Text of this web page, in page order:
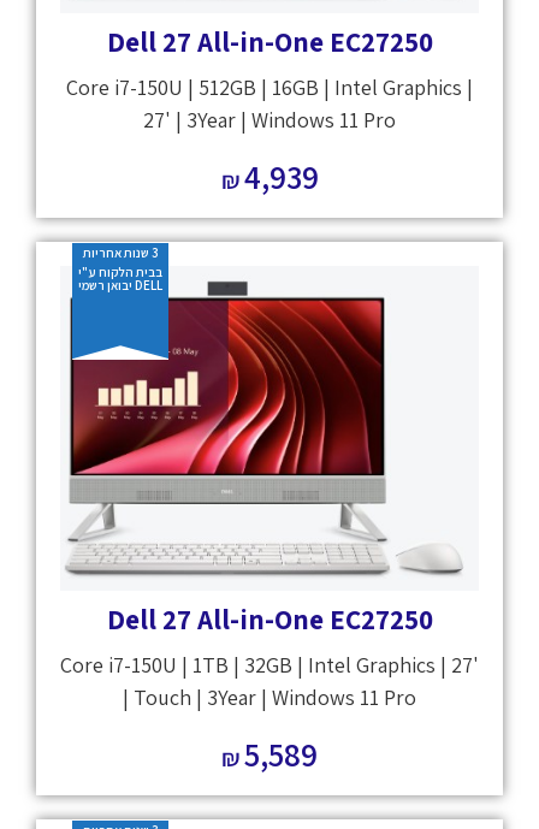
Dell 27 All-in-One EC27250
Core i7-150U | 512GB | 16GB | Intel Graphics |
27' | 3Year | Windows 11 Pro
₪4,939
בבית הלקוח ע"י
Dell 27 All-in-One EC27250
Core i7-150U | 1TB | 32GB | Intel Graphics | 27'
| Touch | 3Year | Windows 11 Pro
₪5,589